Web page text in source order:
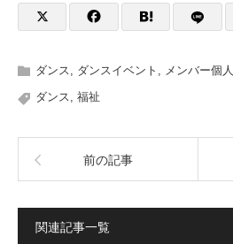
ダンス, ダンスイベント , メンバー個人
ダンス, 福祉
前の記事
関連記事一覧